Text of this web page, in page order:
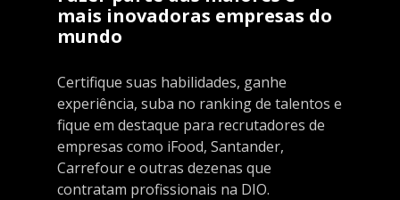
mais inovadoras empresas do
mundo
Certifique suas habilidades, ganhe
experiência, suba no ranking de talentos e
fique em destaque para recrutadores de
empresas como iFood, Santander,
Carrefour e outras dezenas que
contratam profissionais na DIO.